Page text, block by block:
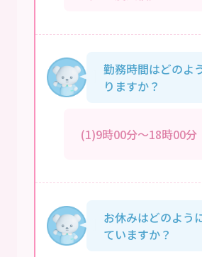
勤務時間はどのよ
りますか？
(1)9時00分～18時00分
お休みはどのよう
ていますか？